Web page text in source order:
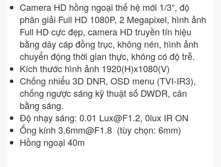
Camera HD hồng ngoại thế hệ mới 1/3“, độ
phân giải Full HD 1080P, 2 Megapixel, hình ảnh
Full HD cực đẹp, camera HD truyền tín hiệu
bằng dây cáp đồng trục, không nén, hình ảnh
chuyển động thời gian thực, không có độ trễ.
Kích thước hình ảnh 1920(H)x1080(V)
Chống nhiểu 3D DNR, OSD menu (TVI-IR3),
chống ngược sáng kỹ thuật số DWDR, cân
bằng sáng.
Độ nhạy sáng: 0.01 Lux@F1.2, 0lux IR ON
Ống kính 3.6mm@F1.8 (tùy chọn: 6mm)
Hồng ngoại 40m